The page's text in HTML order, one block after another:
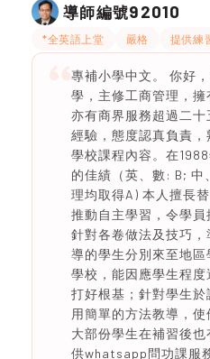
導師編號92010
*全英語上堂 嚴格 提供練
專補小學中文。 你好
學，主修工商管理，擁
亦有商界服務超過二
經驗，態度認真負責
學校課程內容。在
的佳績（英、數: B; 中
理均取得A) 本人擅長
推動自主學習，令學
針對各卷做法及技巧
導的學生分別來至地
學校，能因應學生程
打好根基；針對學生於
用簡單的方法教導，使
大部份學生在補習後
供whatsapp問功課服